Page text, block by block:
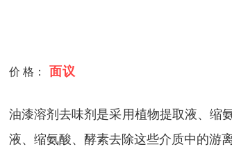
价 格： 面议
油漆溶剂去味剂是采用植物提取液、缩
液、缩氨酸、酵素去除这些介质中的游